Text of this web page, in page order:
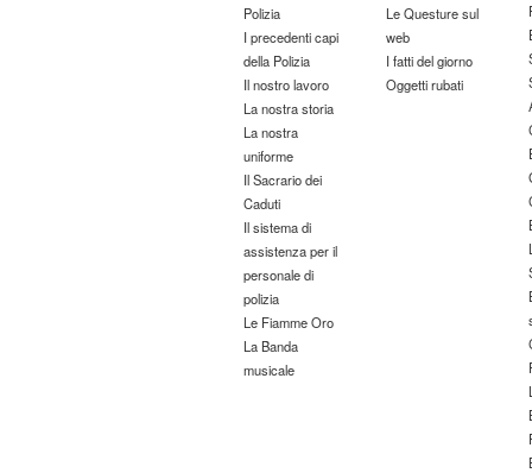
Polizia
I precedenti capi
della Polizia
Il nostro lavoro
La nostra storia
La nostra
uniforme
Il Sacrario dei
Caduti
Il sistema di
assistenza per il
personale di
polizia
Le Fiamme Oro
La Banda
musicale
Le Questure sul
web
I fatti del giorno
Oggetti rubati